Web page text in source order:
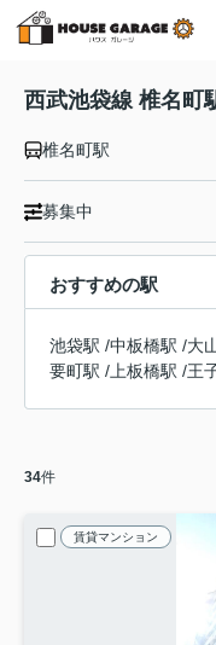
西武池袋線 椎名町
椎名町駅
募集中
おすすめの駅
池袋駅 /中板橋駅 /大
要町駅 / 上板橋駅 /王
34件
賃貸マンション